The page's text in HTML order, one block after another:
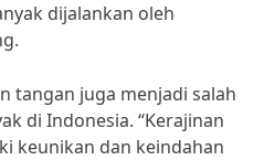
dijalankan oleh
tangan juga menjadi salah
di Indonesia. “Kerajinan
keunikan dan keindahan